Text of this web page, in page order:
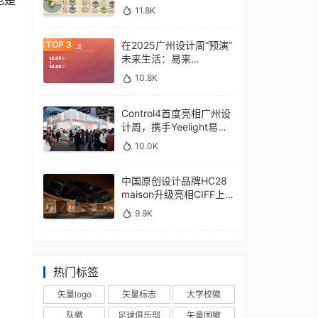
11.8K
在2025广州设计周“预演”
未来生活：易来
xControl4展位待您亲鉴
10.8K
Control4首度亮相广州设
计周，携手Yeelight易来
深化本土战略
10.0K
中国原创设计品牌HC28
maison升级亮相CIFF上
海，汇聚设计巨擘
9.9K
热门标签
矢量logo 矢量标志
大学校徽
队徽
足球俱乐部 矢量国徽